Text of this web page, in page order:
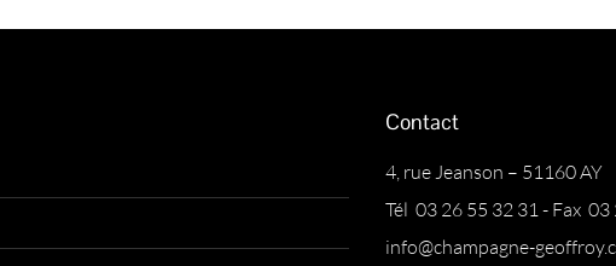
Contact
4, rue Jeanson – 51160 AY
Tél 03 26 55 32 31 - Fax 03
info@champagne-